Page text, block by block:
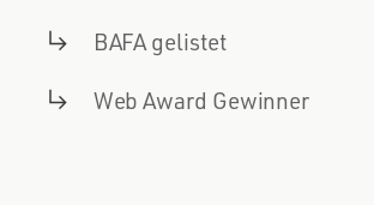
BAFA gelistet
Web Award Gewinner